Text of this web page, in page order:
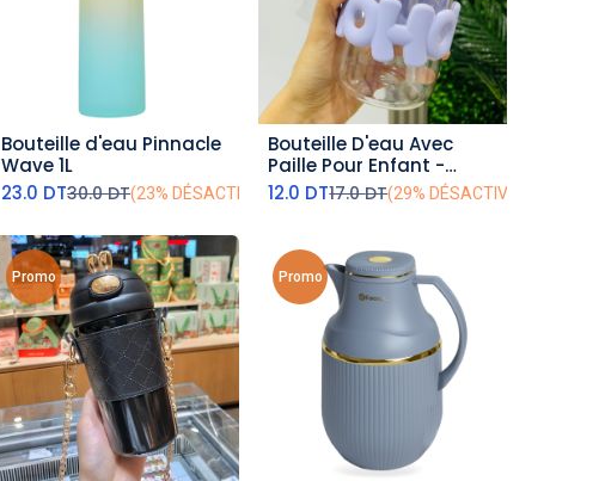
ajouter au panier
Bouteille d'eau Pinnacle
Wave 1L
23.0 DT30.0DT(23% DÉSACTIVÉ)
ajouter au panier
Bouteille D'eau Avec
Paille Pour Enfant -
Violet-350ml
12.0 DT17.0DT(29% DÉSACTIVÉ)
Promo Promo